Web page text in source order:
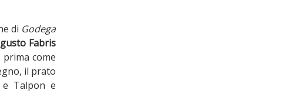
di Godega
Fabris
come
il prato
Talpon e